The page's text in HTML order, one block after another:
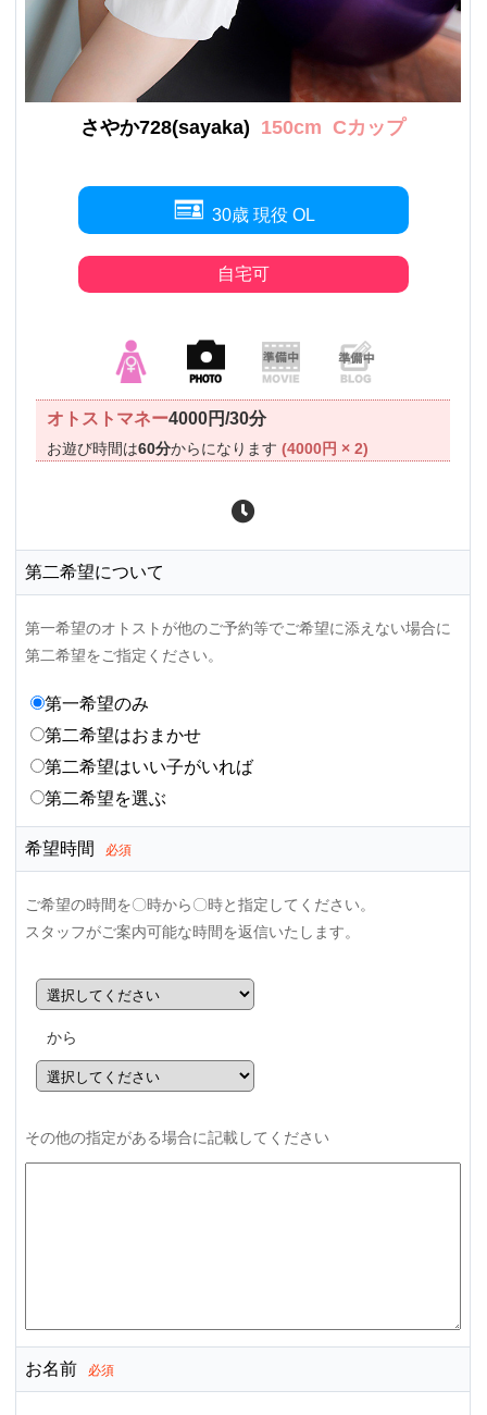
さやか728(sayaka) 150cm Cカップ
30歳 現役 OL
自宅可
オトストマネー4000円/30分
お遊び時間は60分からになります(4000円 × 2)
第二希望について
第一希望のオトストが他のご予約等でご希望に添えない場合に
第二希望をご指定ください。
第一希望のみ
第二希望はおまかせ
第二希望はいい子がいれば
第二希望を選ぶ
希望時間 必須
ご希望の時間を〇時から〇時と指定してください。
スタッフがご案内可能な時間を返信いたします。
から
その他の指定がある場合に記載してください
お名前 必須